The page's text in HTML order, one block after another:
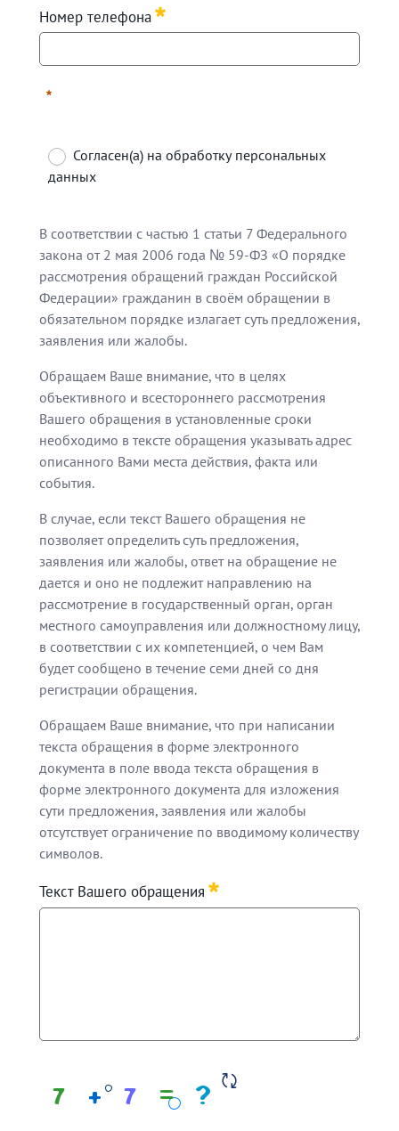
Номер телефона
Согласен(а) на обработку персональных
данных
В соответствии с частью 1 статьи 7 Федерального
закона от 2 мая 2006 года № 59-ФЗ «О порядке
рассмотрения обращений граждан Российской
Федерации» гражданин в своём обращении в
обязательном порядке излагает суть предложения,
заявления или жалобы.
Обращаем Ваше внимание, что в целях
объективного и всестороннего рассмотрения
Вашего обращения в установленные сроки
необходимо в тексте обращения указывать адрес
описанного Вами места действия, факта или
события.
В случае, если текст Вашего обращения не
позволяет определить суть предложения,
заявления или жалобы, ответ на обращение не
дается и оно не подлежит направлению на
рассмотрение в государственный орган, орган
местного самоуправления или должностному лицу,
в соответствии с их компетенцией, о чем Вам
будет сообщено в течение семи дней со дня
регистрации обращения.
Обращаем Ваше внимание, что при написании
текста обращения в форме электронного
документа в поле ввода текста обращения в
форме электронного документа для изложения
сути предложения, заявления или жалобы
отсутствует ограничение по вводимому количеству
символов.
В соответствии с частью 1 статьи 7 Федерального
Текст Вашего обращения